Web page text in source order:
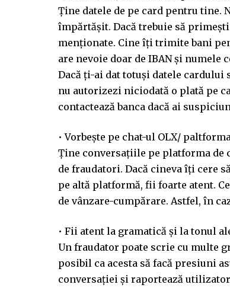
Ține datele de pe card pentru tine.
împărtășit. Dacă trebuie să
menționate. Cine îți trimite bani
are nevoie doar de IBAN și numele
Dacă ți-ai dat totuși datele
nu autorizezi niciodată o plată pe
contactează banca dacă ai
• Vorbește pe chat-ul OLX/
Ține conversațiile pe platforma de
de fraudatori. Dacă cineva îți cere
pe altă platformă, fii foarte atent.
de vânzare-cumpărare. Astfel, în
• Fii atent la gramatică și la tonul
Un fraudator poate scrie cu multe
posibil ca acesta să facă presiuni
conversației și raportează